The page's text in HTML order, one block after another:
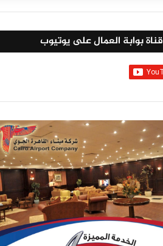
قناة بوابة العمال على يوتيوب